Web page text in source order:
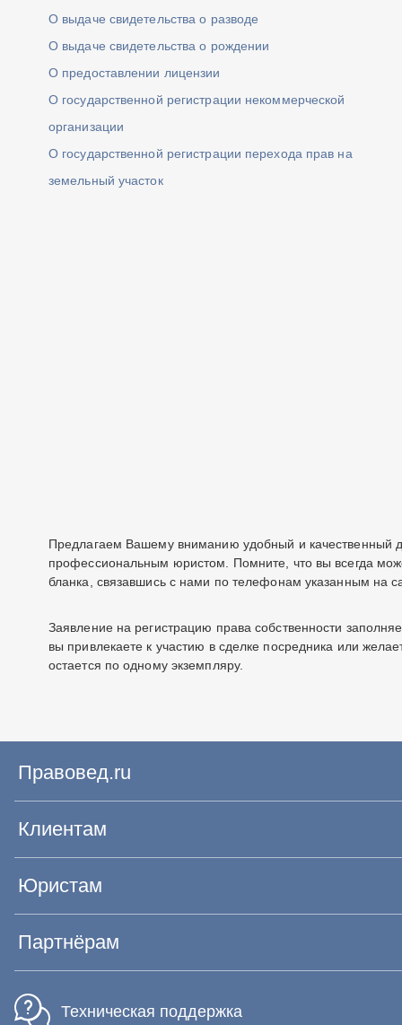
О выдаче свидетельства о разводе
О выдаче свидетельства о рождении
О предоставлении лицензии
О государственной регистрации некоммерческой
организации
О государственной регистрации перехода прав на
земельный участок
Предлагаем Вашему вниманию удобный и качественный
профессиональным юристом. Помните, что вы всегда
бланка, связавшись с нами по телефонам указанным на
Заявление на регистрацию права собственности
вы привлекаете к участию в сделке посредника или
остается по одному экземпляру.
Правовед.ru
Клиентам
Юристам
Партнёрам
Техническая поддержка